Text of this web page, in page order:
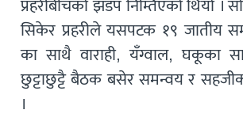
प्रहरीबीचको झडप निम्तिएको थियो ।
सिकेर प्रहरीले यसपटक १९ जातीय
का साथै वाराही, यँग्वाल, घकूका
छुट्टाछुट्टै बैठक बसेर समन्वय र
।